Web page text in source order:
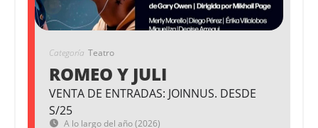
Categoría Teatro
ROMEO Y JULI
VENTA DE ENTRADAS: JOINNUS. DESDE
S/25
A lo largo del año (2026)